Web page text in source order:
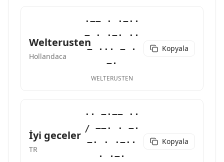
Welterusten
Hollandaca
·−− · ·−··
− · ·−· ··
− ··· − ·
−·
WELTERUSTEN
Kopyala
İyi geceler
TR
·· −·−− ··
/ −−· · −·
−· · ·−··
· ·−·
Kopyala